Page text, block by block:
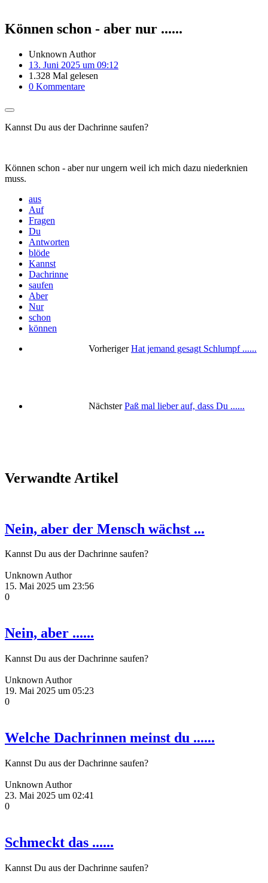
Können schon - aber nur ......
Unknown Author
13. Juni 2025 um 09:12
1.328 Mal gelesen
0 Kommentare
Kannst Du aus der Dachrinne saufen?
Können schon - aber nur ungern weil ich mich dazu niederknien
muss.
aus
Auf
Fragen
Du
Antworten
blöde
Kannst
Dachrinne
saufen
Aber
Nur
schon
können
Vorheriger Hat jemand gesagt Schlumpf ......
Nächster Paß mal lieber auf, dass Du ......
Verwandte Artikel
Nein, aber der Mensch wächst ...
Kannst Du aus der Dachrinne saufen?
Unknown Author
15. Mai 2025 um 23:56
0
Nein, aber ......
Kannst Du aus der Dachrinne saufen?
Unknown Author
19. Mai 2025 um 05:23
0
Welche Dachrinnen meinst du ......
Kannst Du aus der Dachrinne saufen?
Unknown Author
23. Mai 2025 um 02:41
0
Schmeckt das ......
Kannst Du aus der Dachrinne saufen?